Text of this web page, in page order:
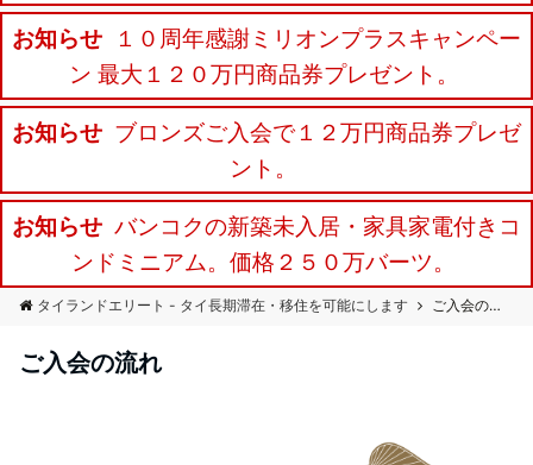
お知らせ
１０周年感謝ミリオンプラスキャンペー
ン 最大１２０万円商品券プレゼント。
お知らせ ブロンズご入会で１２万円商品券プレゼ
ント。
お知らせ バンコクの新築未入居・家具家電付きコ
ンドミニアム。価格２５０万バーツ。
タイランドエリート - タイ長期滞在・移住を可能にします ご入会の流れ
ご入会の流れ